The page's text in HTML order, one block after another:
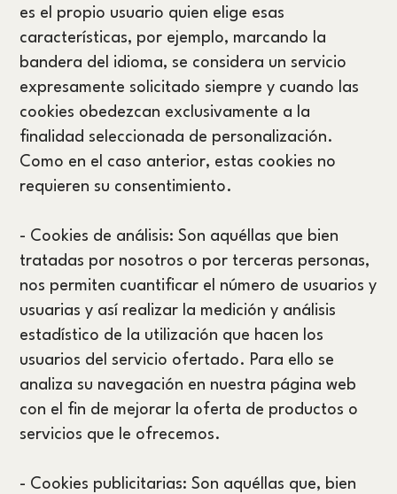
es el propio usuario quien elige esas
características, por ejemplo, marcando la
bandera del idioma, se considera un servicio
expresamente solicitado siempre y cuando las
cookies obedezcan exclusivamente a la
finalidad seleccionada de personalización.
Como en el caso anterior, estas cookies no
requieren su consentimiento.
- Cookies de análisis: Son aquéllas que bien
tratadas por nosotros o por terceras personas,
nos permiten cuantificar el número de usuarios y
usuarias y así realizar la medición y análisis
estadístico de la utilización que hacen los
usuarios del servicio ofertado. Para ello se
analiza su navegación en nuestra página web
con el fin de mejorar la oferta de productos o
servicios que le ofrecemos.
- Cookies publicitarias: Son aquéllas que, bien